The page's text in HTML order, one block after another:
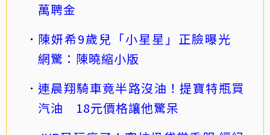
萬聘金
陳妍希9歲兒「小星星」正臉曝光
網驚：陳曉縮小版
連晨翔騎車竟半路沒油！提寶特瓶買
汽油 18元價格讓他驚呆